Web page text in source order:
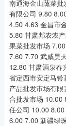
南通海金山蔬菜
有限公司 9.80
4.50 4.63 金昌市
5.80 甘肃邦农农
果菜批发市场
7.60 7.70 武威昊
12.80 甘肃酒泉春
省定西市安定马
产品批发市场有
合批发市场 10.00
任公司 10.00
6.00 7.00 新疆绿